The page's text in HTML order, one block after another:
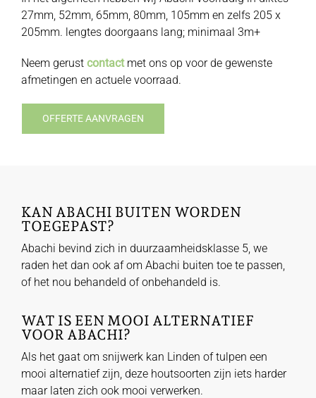
27mm, 52mm, 65mm, 80mm, 105mm en zelfs 205 x
205mm. lengtes doorgaans lang; minimaal 3m+
Neem gerust contactmet ons op voor de gewenste
afmetingen en actuele voorraad.
OFFERTE AANVRAGEN
KAN ABACHI BUITEN WORDEN
TOEGEPAST?
Abachi bevind zich in duurzaamheidsklasse 5, we
raden het dan ook af om Abachi buiten toe te passen,
of het nou behandeld of onbehandeld is.
WAT IS EEN MOOI ALTERNATIEF
VOOR ABACHI?
Als het gaat om snijwerk kan Linden of tulpen een
mooi alternatief zijn, deze houtsoorten zijn iets harder
maar laten zich ook mooi verwerken.